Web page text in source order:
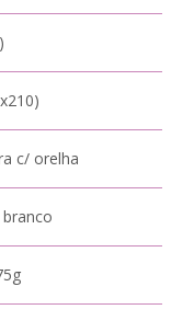
c/ orelha